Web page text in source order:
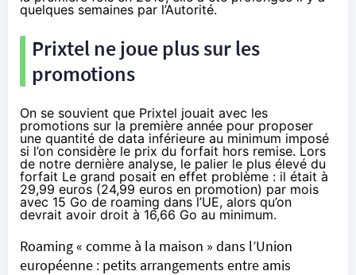
quelques semaines par l’Autorité.
Prixtel ne joue plus sur les
promotions
On se souvient que Prixtel jouait avec les
promotions sur la première année pour proposer
une quantité de data inférieure au minimum imposé
si l’on considère le prix du forfait hors remise. Lors
de notre dernière analyse, le palier le plus élevé du
forfait Le grand posait en effet problème : il était à
29,99 euros (24,99 euros en promotion) par mois
avec 15 Go de roaming dans l’UE, alors qu’on
devrait avoir droit à 16,66 Go au minimum.
Roaming « comme à la maison » dans l’Union
européenne : petits arrangements entre amis